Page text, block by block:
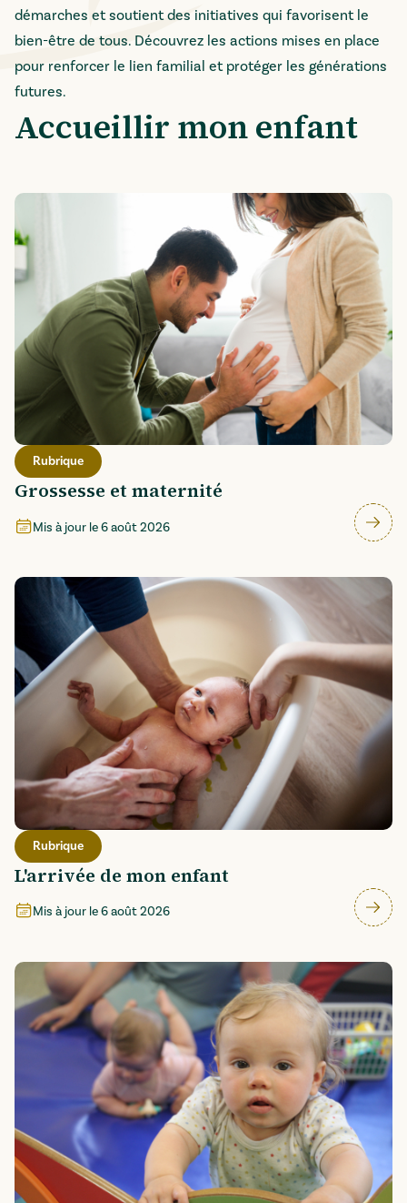
démarches et soutient des initiatives qui favorisent le
bien-être de tous. Découvrez les actions mises en place
pour renforcer le lien familial et protéger les générations
futures.
Accueillir mon enfant
Rubrique
Grossesse et maternité
Mis à jour le6 août 2026
Rubrique
L'arrivée de mon enfant
Mis à jour le6 août 2026